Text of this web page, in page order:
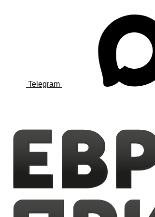
Telegram